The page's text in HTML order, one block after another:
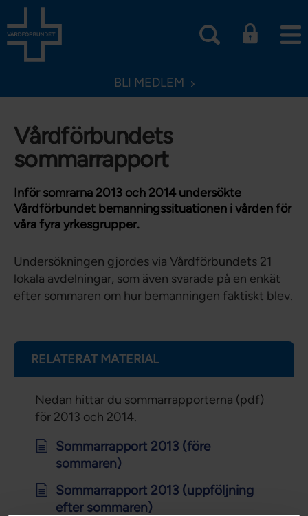
BLI MEDLEM
Vårdförbundets
sommarrapport
Inför somrarna 2013 och 2014 undersökte
Vårdförbundet bemanningssituationen i vården för
våra fyra yrkesgrupper.
Undersökningen gjordes via Vårdförbundets 21
lokala avdelningar, som även svarade på en enkät
efter sommaren om hur bemanningen faktiskt blev.
RELATERAT MATERIAL
Nedan hittar du sommarrapporterna (pdf)
för 2013 och 2014.
Sommarrapport 2013 (före
sommaren)
Sommarrapport 2013 (uppföljning
efter sommaren)